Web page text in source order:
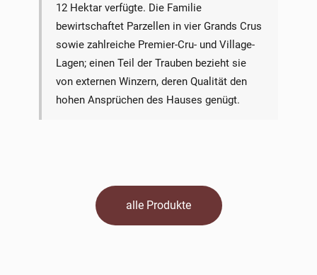
12 Hektar verfügte. Die Familie
bewirtschaftet Parzellen in vier Grands Crus
sowie zahlreiche Premier-Cru- und Village-
Lagen; einen Teil der Trauben bezieht sie
von externen Winzern, deren Qualität den
hohen Ansprüchen des Hauses genügt.
alle Produkte